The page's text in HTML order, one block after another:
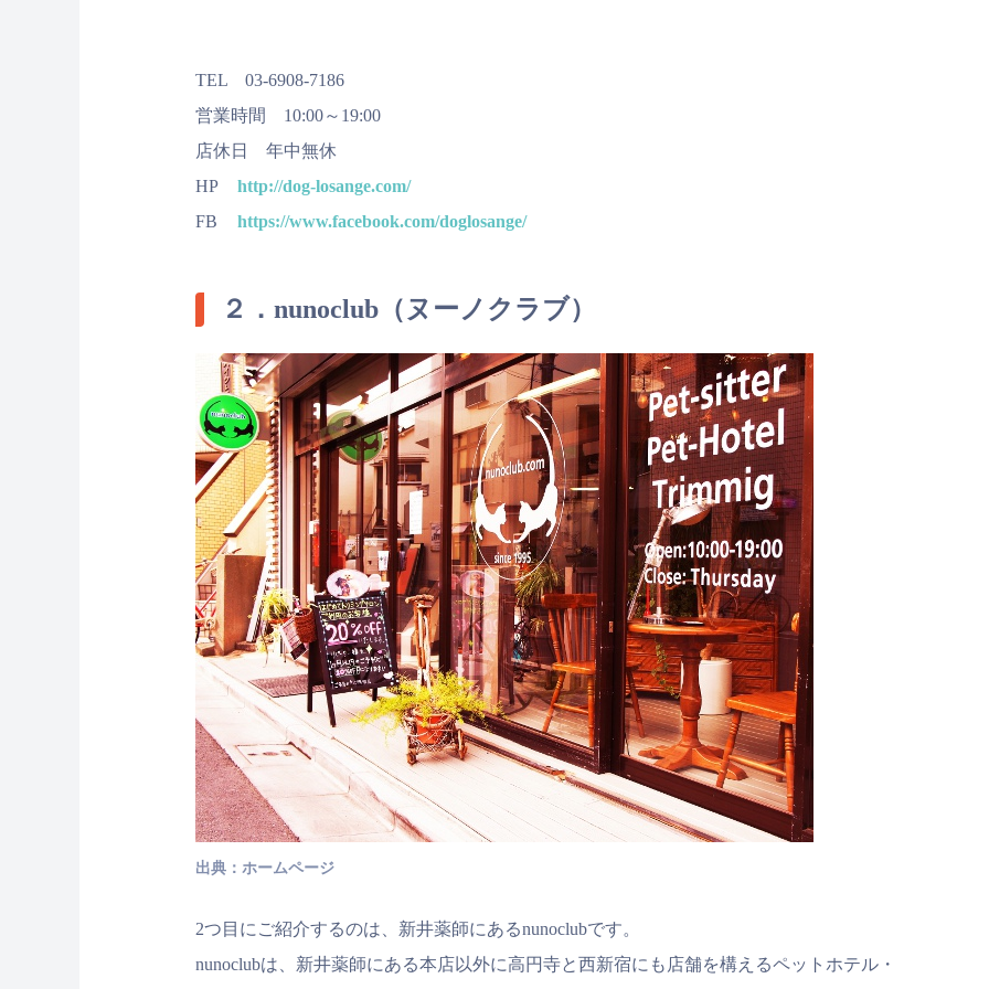
TEL 03-6908-7186
営業時間 10:00～19:00
店休日 年中無休
HP
http://dog-losange.com/
FB
https://www.facebook.com/doglosange/
２．nunoclub（ヌーノクラブ）
出典：ホームページ
2つ目にご紹介するのは、新井薬師にあるnunoclubです。
nunoclubは、新井薬師にある本店以外に高円寺と西新宿にも店舗を構えるペットホテル・